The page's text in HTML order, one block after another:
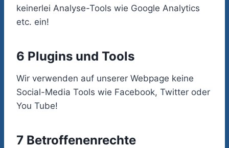
keinerlei Analyse-Tools wie Google Analytics
etc. ein!
6 Plugins und Tools
Wir verwenden auf unserer Webpage keine
Social-Media Tools wie Facebook, Twitter oder
You Tube!
7 Betroffenenrechte